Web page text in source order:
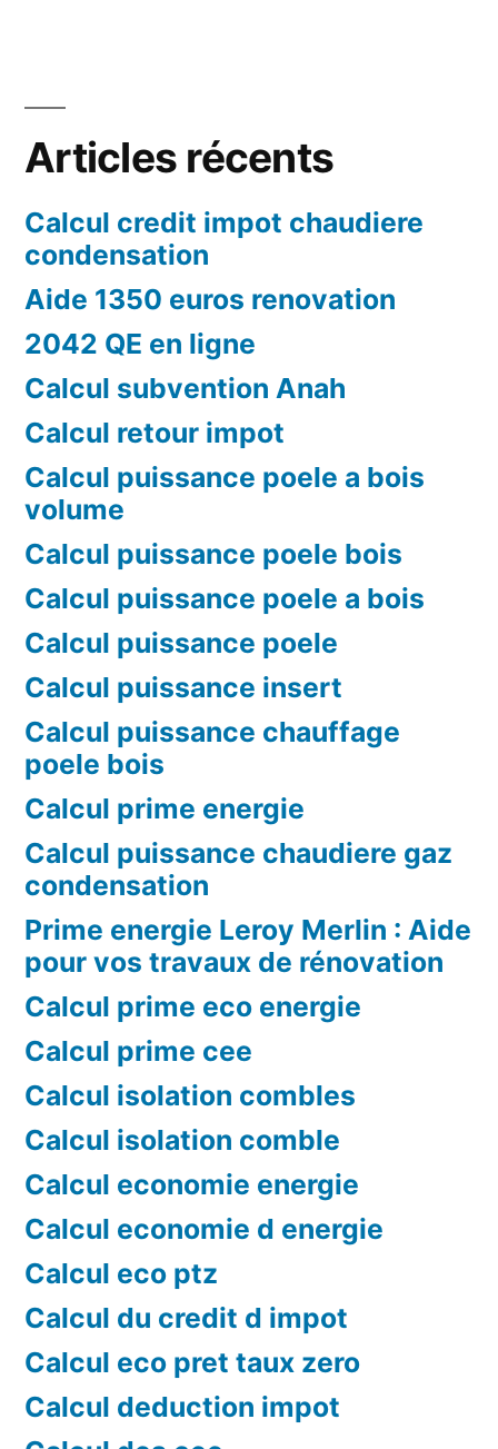
Articles récents
Calcul credit impot chaudiere
condensation
Aide 1350 euros renovation
2042 QE en ligne
Calcul subvention Anah
Calcul retour impot
Calcul puissance poele a bois
volume
Calcul puissance poele bois
Calcul puissance poele a bois
Calcul puissance poele
Calcul puissance insert
Calcul puissance chauffage
poele bois
Calcul prime energie
Calcul puissance chaudiere gaz
condensation
Prime energie Leroy Merlin : Aide
pour vos travaux de rénovation
Calcul prime eco energie
Calcul prime cee
Calcul isolation combles
Calcul isolation comble
Calcul economie energie
Calcul economie d energie
Calcul eco ptz
Calcul du credit d impot
Calcul eco pret taux zero
Calcul deduction impot